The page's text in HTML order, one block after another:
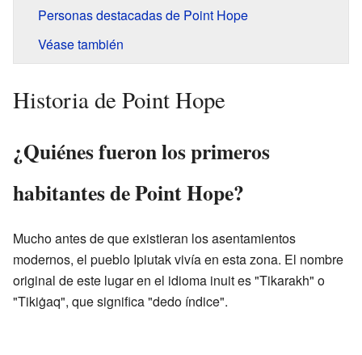
Personas destacadas de Point Hope
Véase también
Historia de Point Hope
¿Quiénes fueron los primeros
habitantes de Point Hope?
Mucho antes de que existieran los asentamientos
modernos, el pueblo Ipiutak vivía en esta zona. El nombre
original de este lugar en el idioma inuit es "Tikarakh" o
"Tikiġaq", que significa "dedo índice".